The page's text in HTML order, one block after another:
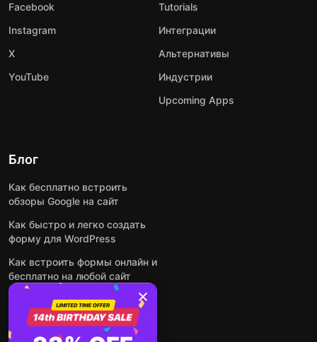
Facebook
Instagram
X
YouTube
Tutorials
Интеграции
Альтернативы
Индустрии
Upcoming Apps
Блог
Как бесплатно встроить
обзоры Google на сайт
Как быстро и легко создать
форму для WordPress
Как встроить формы онлайн и
бесплатно на любой сайт
Как встроить ленту Instagram
на сайт
Как добавить чат-бота на